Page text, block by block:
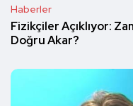
Haberler
Fizikçiler Açıklıyor:
Doğru Akar?